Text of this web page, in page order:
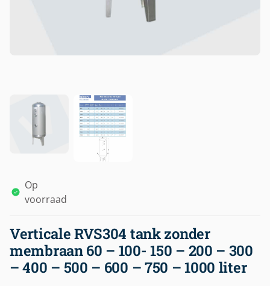
Op
voorraad
Verticale RVS304 tank zonder
membraan 60 – 100- 150 – 200 – 300
– 400 – 500 – 600 – 750 – 1000 liter